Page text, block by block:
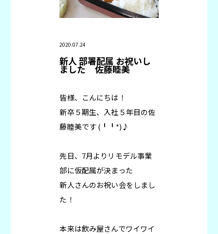
2020.07.24
新人 部署配属 お祝いし
ました 佐藤睦美
皆様、こんにちは！
新卒５期生、入社５年目の佐
藤睦美です (╹╹*)♪
先日、7月よりリモデル事業
部に仮配属が決まった
新人さんのお祝い会をしまし
た！
本来は飲み屋さんでワイワイ